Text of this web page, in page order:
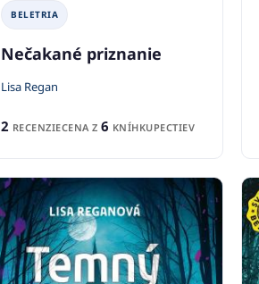
BELETRIA
Nečakané priznanie
Lisa Regan
2 RECENZIECENA Z 6 KNÍHKUPECTIEV